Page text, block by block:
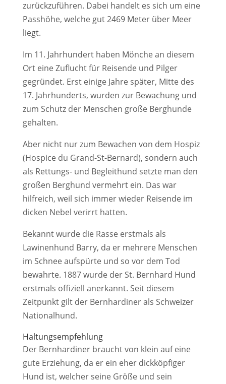
zurückzuführen. Dabei handelt es sich um eine
Passhöhe, welche gut 2469 Meter über Meer
liegt.
Im 11. Jahrhundert haben Mönche an diesem
Ort eine Zuflucht für Reisende und Pilger
gegründet. Erst einige Jahre später, Mitte des
17. Jahrhunderts, wurden zur Bewachung und
zum Schutz der Menschen große Berghunde
gehalten.
Aber nicht nur zum Bewachen von dem Hospiz
(Hospice du Grand-St-Bernard), sondern auch
als Rettungs- und Begleithund setzte man den
großen Berghund vermehrt ein. Das war
hilfreich, weil sich immer wieder Reisende im
dicken Nebel verirrt hatten.
Bekannt wurde die Rasse erstmals als
Lawinenhund Barry, da er mehrere Menschen
im Schnee aufspürte und so vor dem Tod
bewahrte. 1887 wurde der St. Bernhard Hund
erstmals offiziell anerkannt. Seit diesem
Zeitpunkt gilt der Bernhardiner als Schweizer
Nationalhund.
Haltungsempfehlung
Der Bernhardiner braucht von klein auf eine
gute Erziehung, da er ein eher dickköpfiger
Hund ist, welcher seine Größe und sein